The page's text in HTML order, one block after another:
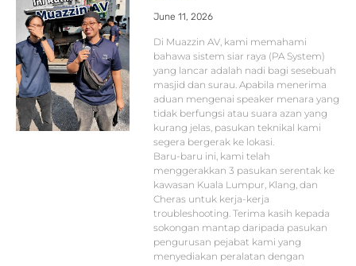
June 11, 2026
Di Muazzin AV, kami memahami
bahawa sistem siar raya (PA System)
yang lancar adalah nadi bagi sesebuah
masjid dan surau. Apabila menerima
aduan mengenai speaker menara yang
tidak berfungsi atau suara azan yang
kurang jelas, pasukan teknikal kami
segera bergerak ke lokasi.
Baru-baru ini, kami telah
menggerakkan 3 pasukan serentak ke
kawasan Kuala Lumpur, Klang, dan
Cheras untuk kerja-kerja
troubleshooting. Terima kasih kepada
sokongan mantap daripada pasukan
pengurusan pejabat kami yang
menyediakan peralatan dengan